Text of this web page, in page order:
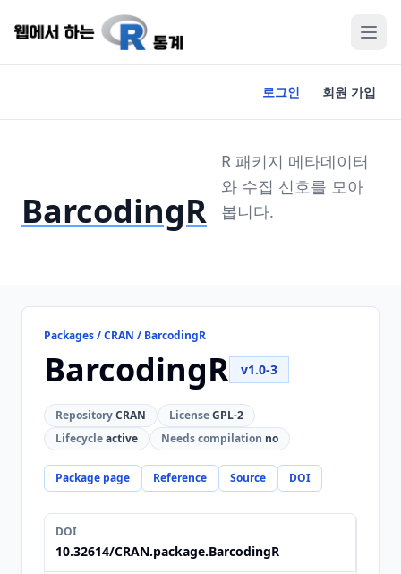
로그인 회원 가입
BarcodingR
R 패키지 메타데이터
와 수집 신호를 모아
봅니다.
Packages / CRAN / BarcodingR
BarcodingR v1.0-3
RepositoryCRAN LicenseGPL-2
Lifecycleactive Needs compilation no
Package page Reference Source DOI
DOI
10.32614/CRAN.package.BarcodingR